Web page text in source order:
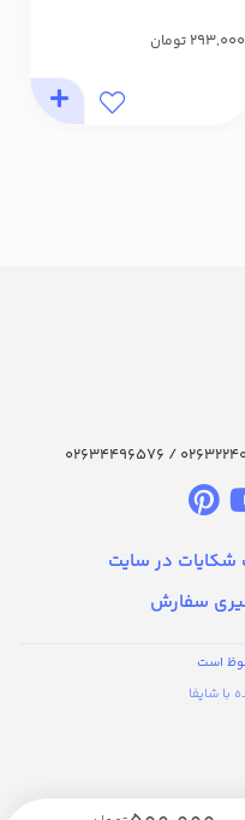
293,000 تومان
شکایات در سایت
سفارش
است
با شاپفا